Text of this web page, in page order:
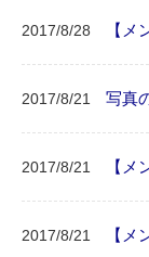
2017/8/28 【
2017/8/21 写真
2017/8/21 【
2017/8/21 【